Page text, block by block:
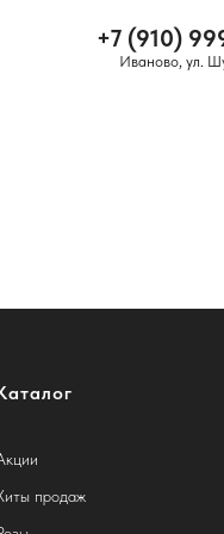
+7 (910)
Иваново, ул.
продаж